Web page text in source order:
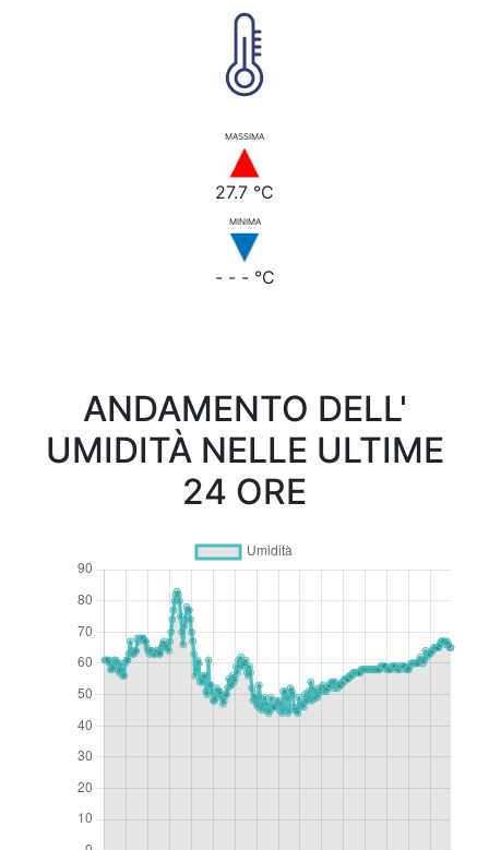
MASSIMA
27.7 °C
MINIMA
- - - °C
ANDAMENTO DELL'
UMIDITÀ NELLE ULTIME
24 ORE